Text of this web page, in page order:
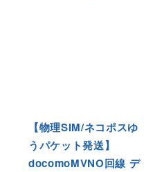
【物理SIM/ネコポスゆ
うパケット発送】
docomoMVNO回線 デ